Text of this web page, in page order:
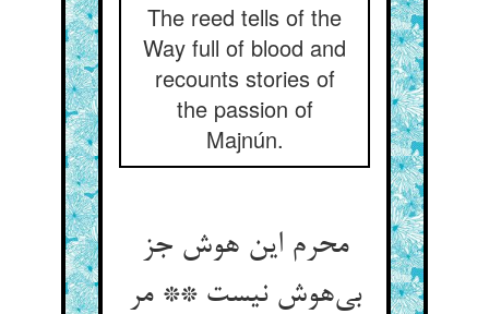
The reed tells of the
Way full of blood and
recounts stories of
the passion of
Majnún.
محرم این هوش جز
بی‌‌هوش نیست ** مر